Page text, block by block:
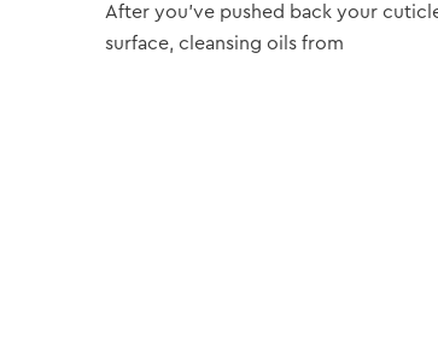
After you’ve pushed back your
surface, cleansing oils from